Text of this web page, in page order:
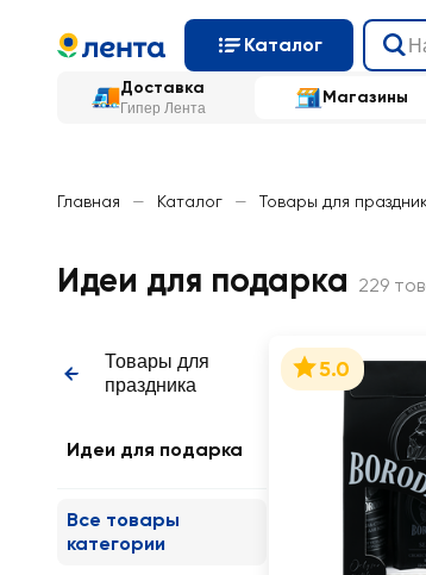
Каталог
Доставка
Гипер Лента
Магазины
Главная — Каталог — Товары для
Идеи для подарка 229
Товары для
праздника
Идеи для подарка
Все товары
категории
5.0